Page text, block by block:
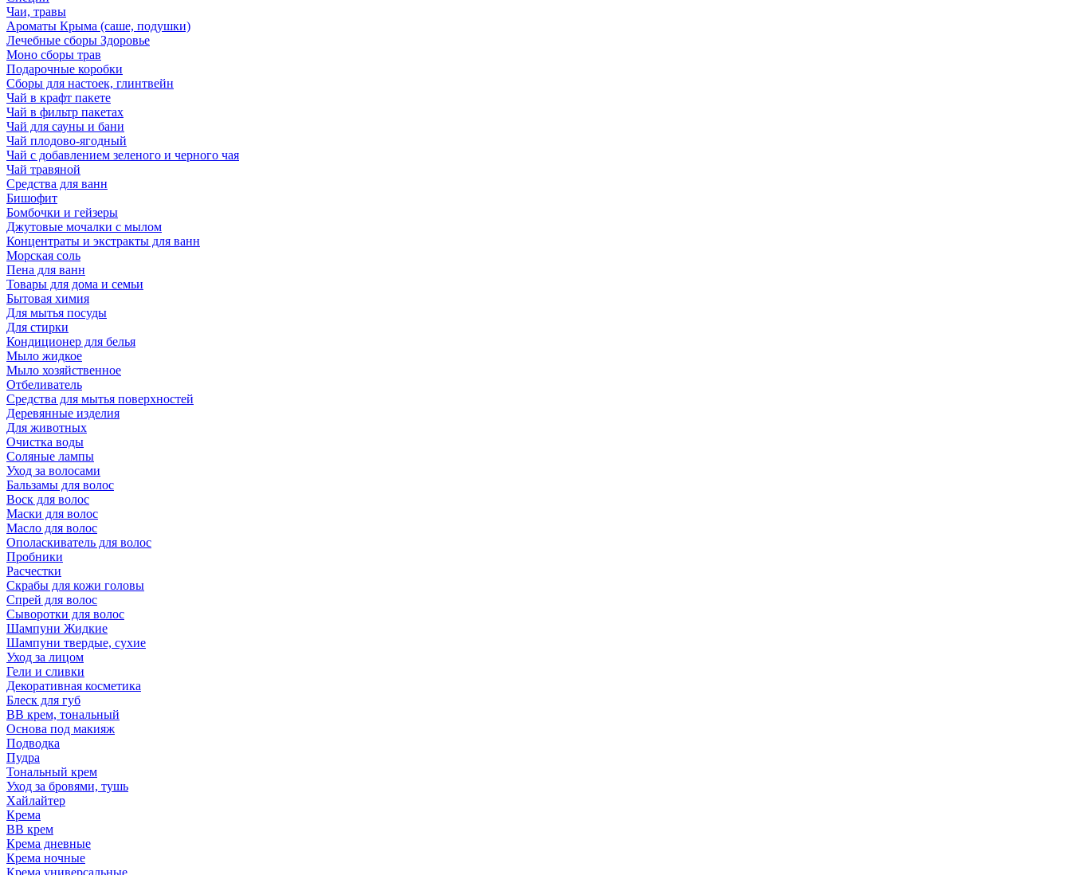
Чаи, травы
Ароматы Крыма (саше, подушки)
Лечебные сборы Здоровье
Моно сборы трав
Подарочные коробки
Сборы для настоек, глинтвейн
Чай в крафт пакете
Чай в фильтр пакетах
Чай для сауны и бани
Чай плодово-ягодный
Чай с добавлением зеленого и черного чая
Чай травяной
Средства для ванн
Бишофит
Бомбочки и гейзеры
Джутовые мочалки с мылом
Концентраты и экстракты для ванн
Морская соль
Пена для ванн
Товары для дома и семьи
Бытовая химия
Для мытья посуды
Для стирки
Кондиционер для белья
Мыло жидкое
Мыло хозяйственное
Отбеливатель
Средства для мытья поверхностей
Деревянные изделия
Для животных
Очистка воды
Соляные лампы
Уход за волосами
Бальзамы для волос
Воск для волос
Маски для волос
Масло для волос
Ополаскиватель для волос
Пробники
Расчестки
Скрабы для кожи головы
Спрей для волос
Сыворотки для волос
Шампуни Жидкие
Шампуни твердые, сухие
Уход за лицом
Гели и сливки
Декоративная косметика
Блеск для губ
ВВ крем, тональный
Основа под макияж
Подводка
Пудра
Тональный крем
Уход за бровями, тушь
Хайлайтер
Крема
ВВ крем
Крема дневные
Крема ночные
Крема универсальные